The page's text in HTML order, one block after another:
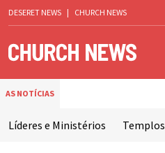
DESERET NEWS | CHURCH NEWS
AS NOTÍCIAS
Líderes e Ministérios Templos